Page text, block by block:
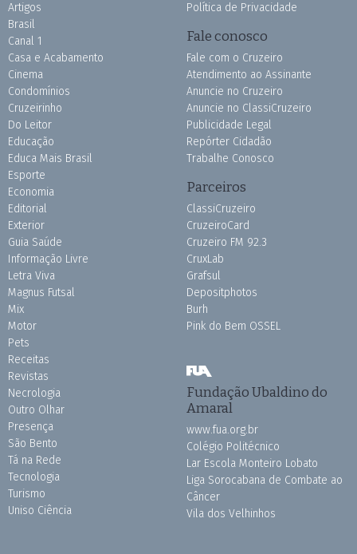
Artigos
Brasil
Canal 1
Casa e Acabamento
Cinema
Condomínios
Cruzeirinho
Do Leitor
Educação
Educa Mais Brasil
Esporte
Economia
Editorial
Exterior
Guia Saúde
Informação Livre
Letra Viva
Magnus Futsal
Mix
Motor
Pets
Receitas
Revistas
Necrologia
Outro Olhar
Presença
São Bento
Tá na Rede
Tecnologia
Turismo
Uniso Ciência
Política de Privacidade
Fale conosco
Fale com o Cruzeiro
Atendimento ao Assinante
Anuncie no Cruzeiro
Anuncie no ClassiCruzeiro
Publicidade Legal
Repórter Cidadão
Trabalhe Conosco
Parceiros
ClassiCruzeiro
CruzeiroCard
Cruzeiro FM 92.3
CruxLab
Grafsul
Depositphotos
Burh
Pink do Bem OSSEL
Fundação Ubaldino do
Amaral
www.fua.org.br
Colégio Politécnico
Lar Escola Monteiro Lobato
Liga Sorocabana de Combate ao
Câncer
Vila dos Velhinhos